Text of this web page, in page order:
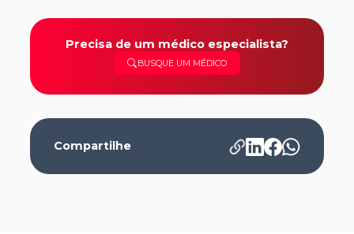
Precisa de um médico especialista?
BUSQUE UM MÉDICO
Compartilhe